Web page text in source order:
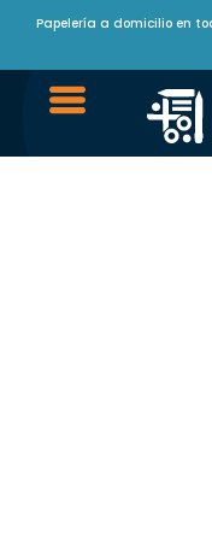
Papelería a domicilio en